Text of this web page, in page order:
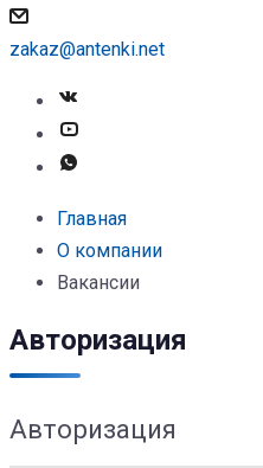
zakaz@antenki.net
Главная
О компании
Вакансии
Авторизация
Авторизация